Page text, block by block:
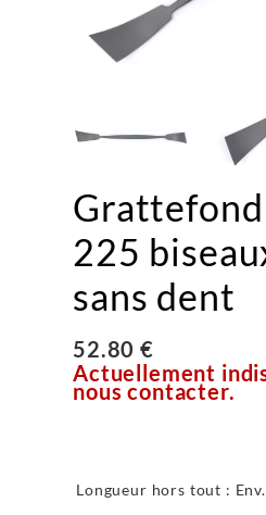
225
sans dent
52.80 €
Actuellement
nous contacter.
Longueur hors tout :